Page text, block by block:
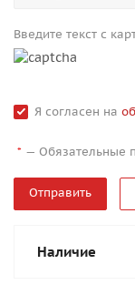
Введите текст с
Я согласен на
* — Обязательные
Наличие